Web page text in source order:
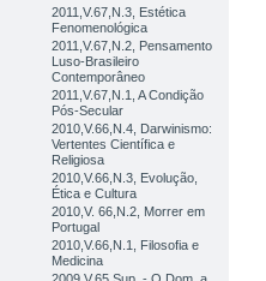
2011,V.67,N.3, Estética
Fenomenológica
2011,V.67,N.2, Pensamento
Luso-Brasileiro
Contemporâneo
2011,V.67,N.1, A Condição
Pós-Secular
2010,V.66,N.4, Darwinismo:
Vertentes Científica e
Religiosa
2010,V.66,N.3, Evolução,
Ética e Cultura
2010,V. 66,N.2, Morrer em
Portugal
2010,V.66,N.1, Filosofia e
Medicina